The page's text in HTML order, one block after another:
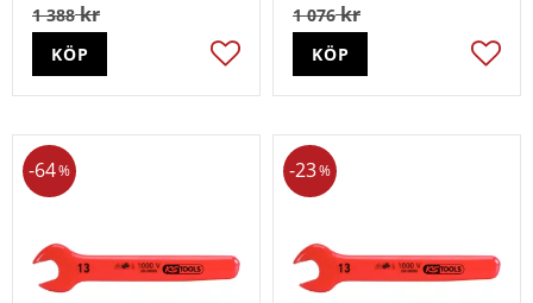
1 388kr
Lägg till i favoriter
KÖP
1 076kr
KÖP
64% 23%